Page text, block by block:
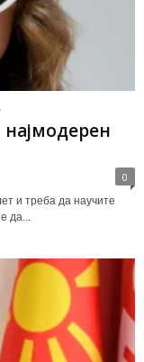
0
и треба да научите
да...